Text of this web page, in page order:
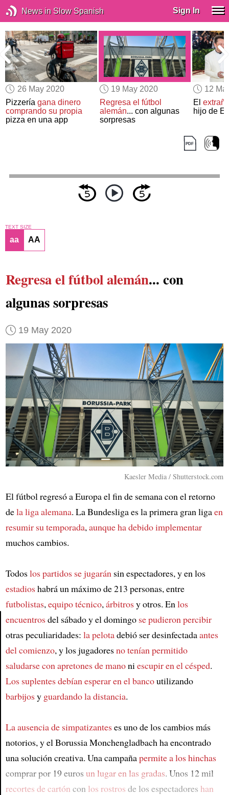
News in Slow Spanish Sign In
26 May 2020
Pizzeríagana dinero
comprando su propia
pizza en una app
19 May 2020
Regresa el fútbol
alemán... con algunas
sorpresas
12
El
hijo de
Article
TEXT SIZE
aa AA
Regresa el fútbol alemán... con
algunas sorpresas
19 May 2020
Kaesler Media / Shutterstock.com
El fútbol regresó a Europa el fin de semana con el retorno
dela liga alemana. La Bundesliga es la primera gran ligaen
resumir su temporada, aunque ha debido implementar
muchos cambios.
Todoslos partidos se jugarán sin espectadores, y en los
estadioshabrá un máximo de 213 personas, entre
futbolistas, equipo técnico, árbitrosy otros. En los
encuentrosdel sábado y el domingo se pudieron percibir
otras peculiaridades: la pelotadebió ser desinfectadaantes
del comienzo, y los jugadoresno tenían permitido
saludarse con apretones de manoni escupir en el césped.
Los suplentesdebían esperar en el bancoutilizando
barbijosy guardando la distancia.
La ausencia de simpatizanteses uno de los cambios más
notorios, y el Borussia Monchengladbach ha encontrado
una solución creativa. Una campañapermite a los hinchas
comprar por 19 euros un lugar en las gradas. Unos 12 mil
recortes de cartón con los rostros de los espectadores han